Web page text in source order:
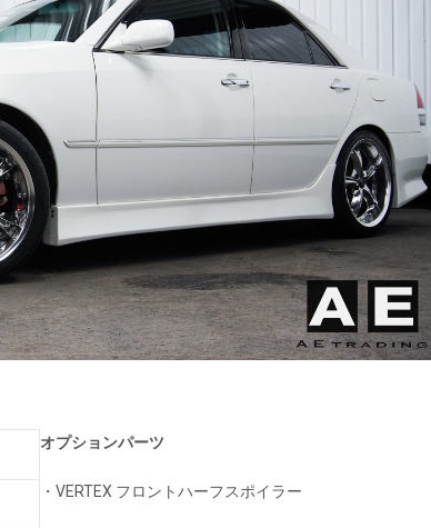
オプションパーツ
・VERTEX フロントハーフスポイラー